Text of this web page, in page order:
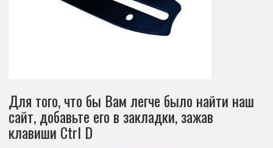
Для того, что бы Вам легче было найти наш
сайт, добавьте его в закладки, зажав
клавиши Ctrl D